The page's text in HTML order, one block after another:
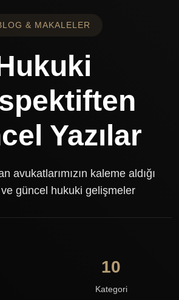
& MAKALELER
Yazılar
avukatlarımızın kaleme aldığı
güncel hukuki gelişmeler
10
Kategori